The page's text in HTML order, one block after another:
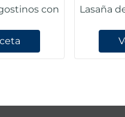
con
Lasaña